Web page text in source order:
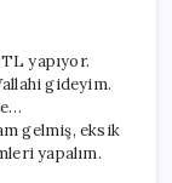
yapıyor.
gideyim.
gelmiş, eksik
yapalım.